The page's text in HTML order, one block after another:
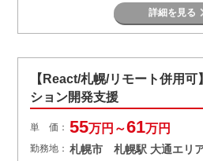
詳細を見る
【React/札幌/リモート併用
ション開発支援
単 価： 55万円～61万円
勤務地： 札幌市 札幌駅 大通エリ